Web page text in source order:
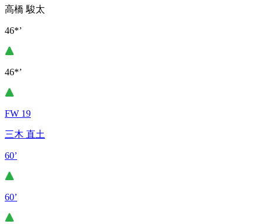
高橋 駿太
46*’
46*’
FW 19
三木 直土
60’
60’